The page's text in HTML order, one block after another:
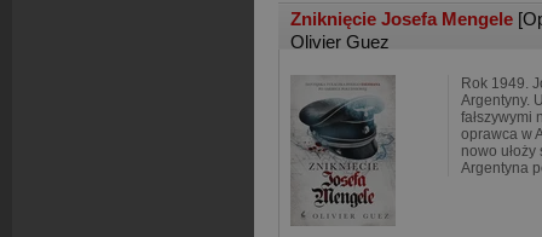
Zniknięcie Josefa Mengele
Olivier Guez
Rok 1949.
Argentyny.
fałszywymi
oprawca w
nowo
Argentyna